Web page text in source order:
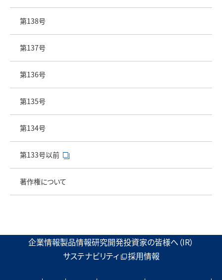
第138号
第137号
第136号
第135号
第134号
第133号以前
著作権について
企業情報製品情報研究開発投資家の皆様へ（IR）
サステナビリティ
採用情報